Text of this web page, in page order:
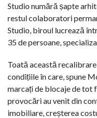
Studio numără șapte
restul colaboratori
Studio, biroul lucrează
35 de persoane,
Toată această
condițiile în care, spune
marcați de blocaje de tot
provocări au venit din
imobiliare, creșterea